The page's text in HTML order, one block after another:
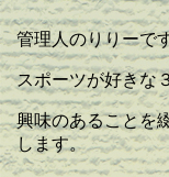
管理人のりりーで
スポーツが好きな
興味のあることを
します。